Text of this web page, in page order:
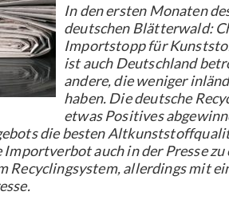
In den ersten Monaten
deutschen Blätterwald:
Importstopp für
ist auch Deutschland
andere, die weniger
haben. Die deutsche
etwas Positives
die besten
Importverbot auch in der Presse
Recyclingsystem, allerdings mit